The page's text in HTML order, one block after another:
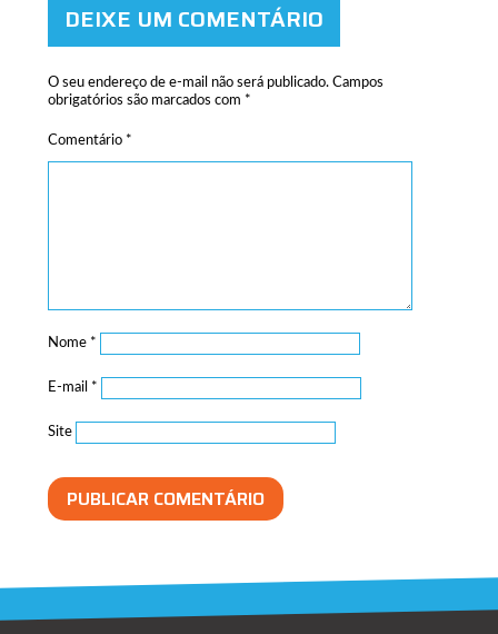
DEIXE UM COMENTÁRIO
O seu endereço de e-mail não será publicado. Campos
obrigatórios são marcados com *
Comentário *
Nome *
E-mail *
Site